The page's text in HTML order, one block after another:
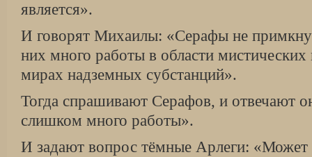
является».
И говорят Михаилы: «Серафы не
них много работы в области
мирах надземных субстанций».
Тогда спрашивают Серафов, и отвечают
слишком много работы».
И задают вопрос тёмные Арлеги: «Может